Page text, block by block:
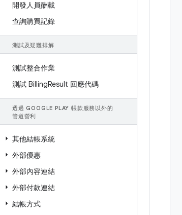
開發人員酬載
查詢購買記錄
測試及疑難排解
測試整合作業
測試 BillingResult 回應代碼
透過 GOOGLE PLAY 帳款服務以外的
管道營利
其他結帳系統
外部優惠
外部內容連結
外部付款連結
結帳方式